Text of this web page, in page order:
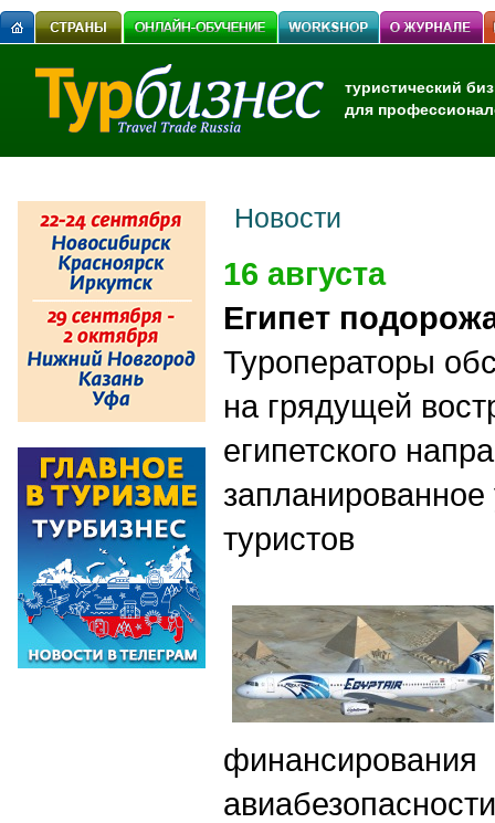
туристический
для
Новости
16 августа
Египет
Туроператоры
на грядущей
египетского
туристов